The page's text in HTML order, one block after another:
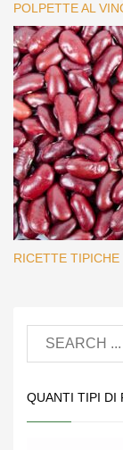
POLPETTE AL
RICETTE
QUANTI TIPI DI